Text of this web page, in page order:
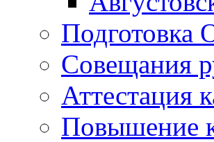
Подготовка
Совещания
Аттестация
Повышение